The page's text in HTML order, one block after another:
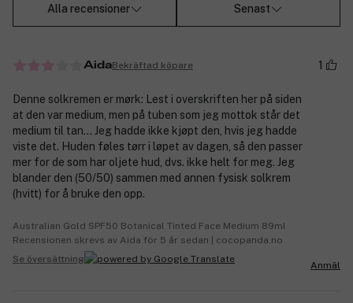
Alla recensioner Senast
AidaBekräftad köpare 1
Denne solkremen er mørk: Lest i overskriften her på siden
at den var medium, men på tuben som jeg mottok står det
medium til tan... Jeg hadde ikke kjøpt den, hvis jeg hadde
viste det. Huden føles tørr i løpet av dagen, så den passer
mer for de som har oljete hud, dvs. ikke helt for meg. Jeg
blander den (50/50) sammen med annen fysisk solkrem
(hvitt) for å bruke den opp.
Australian Gold SPF50 Botanical Tinted Face Medium 89ml
Recensionen skrevs av Aida för 5 år sedan | cocopanda.no
Se översättning
Anmäl